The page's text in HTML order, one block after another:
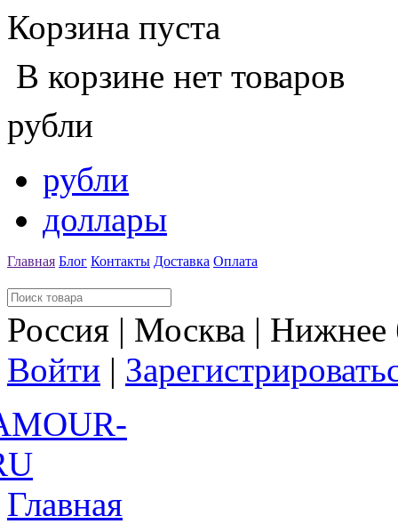
Корзина пуста
В корзине нет товаров
рубли
рубли
доллары
Главная Блог Контакты Доставка Оплата
Россия | Москва |
Войти |
Главная